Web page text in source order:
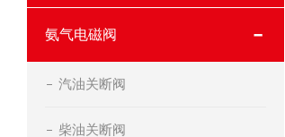
氨气电磁阀
汽油关断阀
柴油关断阀